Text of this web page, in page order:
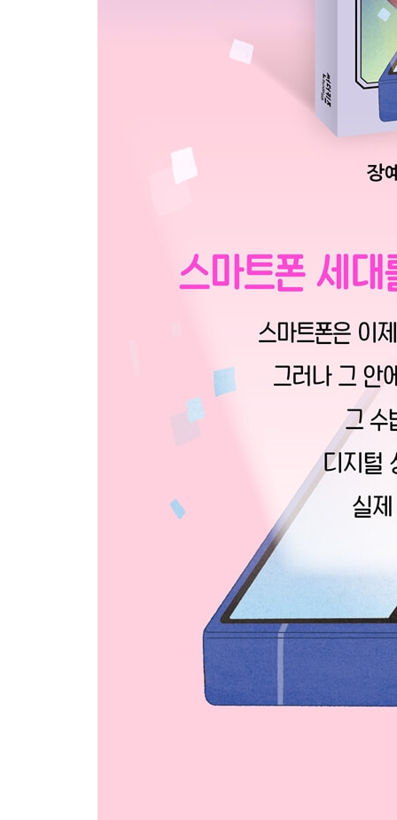
바로바로 질문방! 오늘의 주제는 사이버 스토킹
사이버 공간에서 자신을 안전하게 지키는 방법